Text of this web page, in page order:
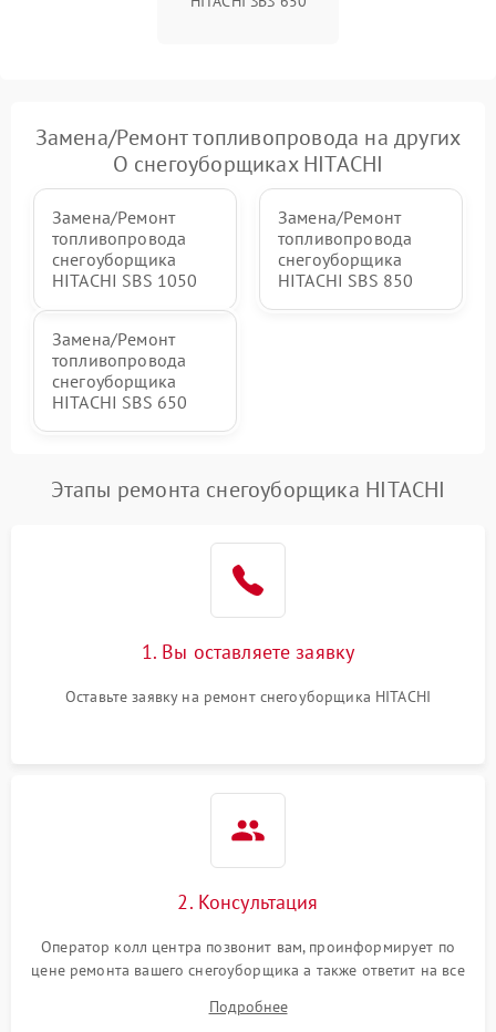
Неисправность системы
регулировки высоты
1000 ₽ Подробнее →
Замена/Pемонт топливопровода на других
О снегоуборщиках HITACHI
Замена/Pемонт
топливопровода
снегоуборщика
HITACHI SBS 1050
Замена/Pемонт
топливопровода
снегоуборщика
HITACHI SBS 850
Замена/Pемонт
топливопровода
снегоуборщика
HITACHI SBS 650
Этапы ремонта снегоуборщика HITACHI
1. Вы оставляете заявку
Оставьте заявку на ремонт снегоуборщика HITACHI
2. Консультация
Оператор колл центра позвонит вам, проинформирует по
цене ремонта вашего снегоуборщика а также ответит на все
Подробнее